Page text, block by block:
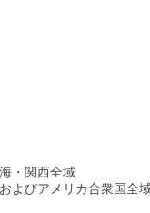
・関西全域
よびアメリカ合衆国全